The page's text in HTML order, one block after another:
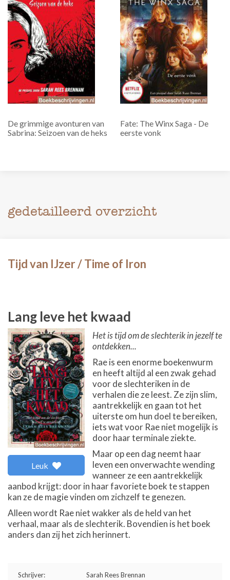
De grimmige avonturen van
Sabrina: Seizoen van de heks
Fate: The Winx Saga - De
eerste vonk
gedetailleerd overzicht
Tijd van IJzer / Time of Iron
Lang leve het kwaad
Leuk
Het is tijd om de slechterik in jezelf te
ontdekken...
Rae is een enorme boekenwurm
en heeft altijd al een zwak gehad
voor de slechteriken in de
verhalen die ze leest. Ze zijn slim,
aantrekkelijk en gaan tot het
uiterste om hun doel te bereiken,
iets wat voor Rae niet mogelijk is
door haar terminale ziekte.
Maar op een dag neemt haar
leven een onverwachte wending
wanneer ze een aantrekkelijk
aanbod krijgt: door in haar favoriete boek te stappen
kan ze de magie vinden om zichzelf te genezen.
Alleen wordt Rae niet wakker als de held van het
verhaal, maar als de slechterik. Bovendien is het boek
anders dan zij het zich herinnert.
Schrijver:
Sarah Rees Brennan